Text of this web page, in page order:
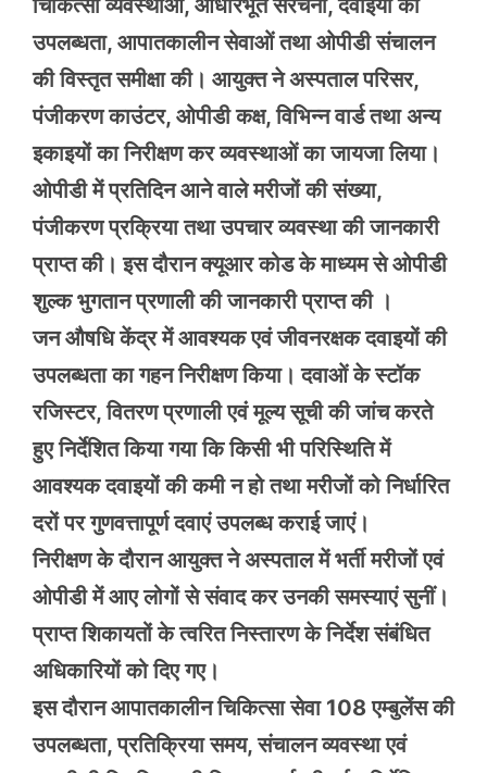
चिकित्सा व्यवस्थाओं, आधारभूत संरचना, दवाइयों की
उपलब्धता, आपातकालीन सेवाओं तथा ओपीडी संचालन
की विस्तृत समीक्षा की। आयुक्त ने अस्पताल परिसर,
पंजीकरण काउंटर, ओपीडी कक्ष, विभिन्न वार्ड तथा अन्य
इकाइयों का निरीक्षण कर व्यवस्थाओं का जायजा लिया।
ओपीडी में प्रतिदिन आने वाले मरीजों की संख्या,
पंजीकरण प्रक्रिया तथा उपचार व्यवस्था की जानकारी
प्राप्त की। इस दौरान क्यूआर कोड के माध्यम से ओपीडी
शुल्क भुगतान प्रणाली की जानकारी प्राप्त की ।
जन औषधि केंद्र में आवश्यक एवं जीवनरक्षक दवाइयों की
उपलब्धता का गहन निरीक्षण किया। दवाओं के स्टॉक
रजिस्टर, वितरण प्रणाली एवं मूल्य सूची की जांच करते
हुए निर्देशित किया गया कि किसी भी परिस्थिति में
आवश्यक दवाइयों की कमी न हो तथा मरीजों को निर्धारित
दरों पर गुणवत्तापूर्ण दवाएं उपलब्ध कराई जाएं।
निरीक्षण के दौरान आयुक्त ने अस्पताल में भर्ती मरीजों एवं
ओपीडी में आए लोगों से संवाद कर उनकी समस्याएं सुनीं।
प्राप्त शिकायतों के त्वरित निस्तारण के निर्देश संबंधित
अधिकारियों को दिए गए।
इस दौरान आपातकालीन चिकित्सा सेवा 108 एम्बुलेंस की
उपलब्धता, प्रतिक्रिया समय, संचालन व्यवस्था एवं